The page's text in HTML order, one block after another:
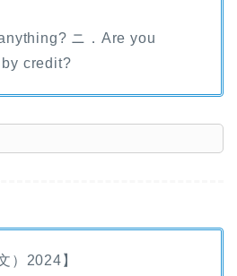
ニ．Are you
credit?
）2024】